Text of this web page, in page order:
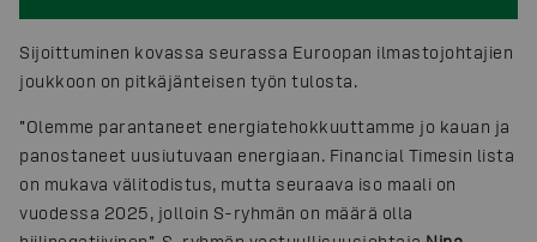
Sijoittuminen kovassa seurassa Euroopan ilmastojohtajien
joukkoon on pitkäjänteisen työn tulosta.
”Olemme parantaneet energiatehokkuuttamme jo kauan ja
panostaneet uusiutuvaan energiaan. Financial Timesin lista
on mukava välitodistus, mutta seuraava iso maali on
vuodessa 2025, jolloin S-ryhmän on määrä olla